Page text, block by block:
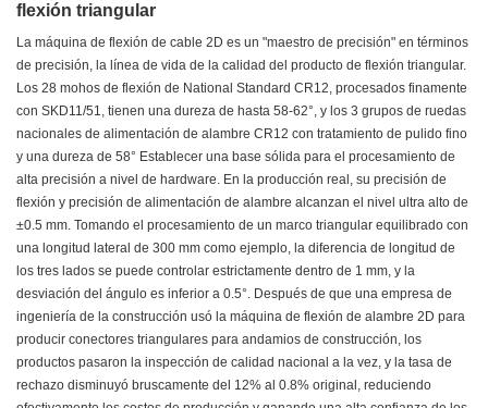
flexión triangular
La máquina de flexión de cable 2D es un "maestro de precisión" en términos
de precisión, la línea de vida de la calidad del producto de flexión triangular.
Los 28 mohos de flexión de National Standard CR12, procesados ​​finamente
con SKD11/51, tienen una dureza de hasta 58-62°, y los 3 grupos de ruedas
nacionales de alimentación de alambre CR12 con tratamiento de pulido fino
y una dureza de 58° Establecer una base sólida para el procesamiento de
alta precisión a nivel de hardware. En la producción real, su precisión de
flexión y precisión de alimentación de alambre alcanzan el nivel ultra alto de
±0.5 mm. Tomando el procesamiento de un marco triangular equilibrado con
una longitud lateral de 300 mm como ejemplo, la diferencia de longitud de
los tres lados se puede controlar estrictamente dentro de 1 mm, y la
desviación del ángulo es inferior a 0.5°. Después de que una empresa de
ingeniería de la construcción usó la máquina de flexión de alambre 2D para
producir conectores triangulares para andamios de construcción, los
productos pasaron la inspección de calidad nacional a la vez, y la tasa de
rechazo disminuyó bruscamente del 12% al 0.8% original, reduciendo